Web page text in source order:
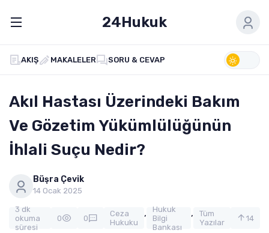
24Hukuk
AKIŞ MAKALELER SORU & CEVAP
Akıl Hastası Üzerindeki Bakım
Ve Gözetim Yükümlülüğünün
İhlali Suçu Nedir?
Büşra Çevik
14 Ocak 2025
3 dk
okuma
süresi
0 0
Ceza
Hukuku
,
Hukuk
Bilgi
Bankası
,
Tüm
Yazılar
14